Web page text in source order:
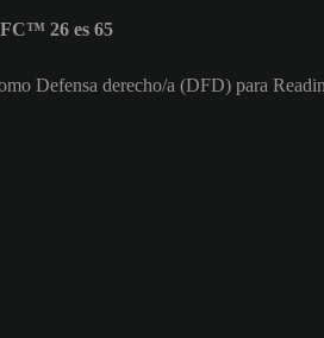
26 es 65
Defensa derecho/a (DFD) para